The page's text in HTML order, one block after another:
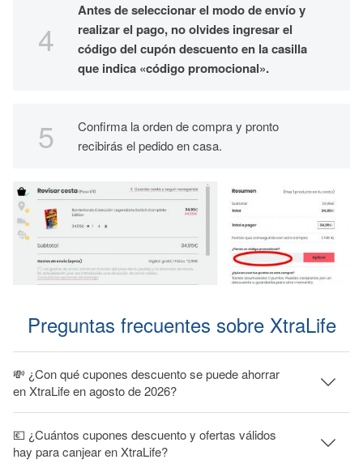
Antes de seleccionar el modo de envío y
realizar el pago, no olvides ingresar el
código del cupón descuento en la casilla
que indica «código promocional».
Confirma la orden de compra y pronto
recibirás el pedido en casa.
Preguntas frecuentes sobre XtraLife
💸 ¿Con qué cupones descuento se puede ahorrar
en XtraLife en agosto de 2026?
💶 ¿Cuántos cupones descuento y ofertas válidos
hay para canjear en XtraLife?